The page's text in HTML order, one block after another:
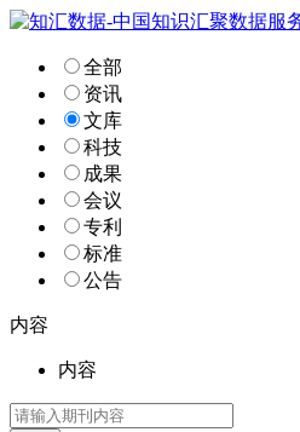
全部
资讯
文库
科技
成果
会议
专利
标准
公告
内容
内容